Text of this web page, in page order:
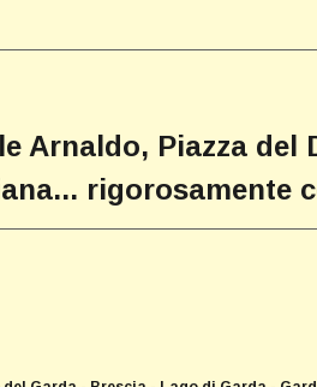
Arnaldo, Piazza del
rigorosamente